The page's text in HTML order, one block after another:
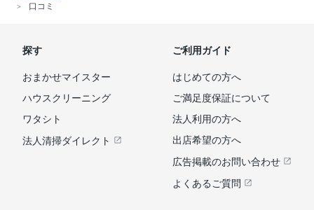
口コミ
探す
おまかせマイスター
ハウスクリーニング
ワタシト
法人清掃ダイレクト
ご利用ガイド
はじめての方へ
ご満足度保証について
法人利用の方へ
出店希望の方へ
広告掲載のお問い合わせ
よくあるご質問